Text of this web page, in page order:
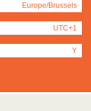
Europe/Brussels
UTC+1
Y